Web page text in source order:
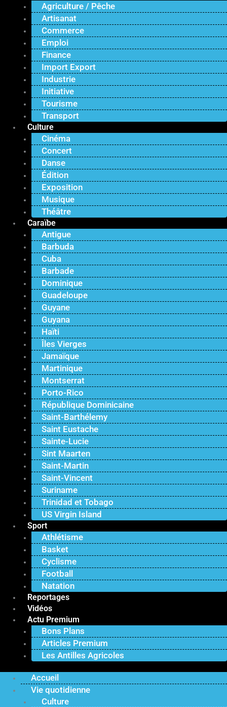
Agriculture / Pêche
Artisanat
Commerce
Emploi
Finance
Import Export
Industrie
Initiative
Tourisme
Transport
Culture
Cinéma
Concert
Danse
Édition
Exposition
Musique
Théâtre
Caraïbe
Antigue
Barbuda
Cuba
Barbade
Dominique
Guadeloupe
Guyane
Guyana
Haïti
Îles Vierges
Jamaïque
Martinique
Montserrat
Porto-Rico
République Dominicaine
Saint-Barthélemy
Saint Eustache
Sainte-Lucie
Sint Maarten
Saint-Martin
Saint-Vincent
Suriname
Trinidad et Tobago
US Virgin Island
Sport
Athlétisme
Basket
Cyclisme
Football
Natation
Reportages
Vidéos
Actu Premium
Bons Plans
Articles Premium
Les Antilles Agricoles
Accueil
Vie quotidienne
Culture